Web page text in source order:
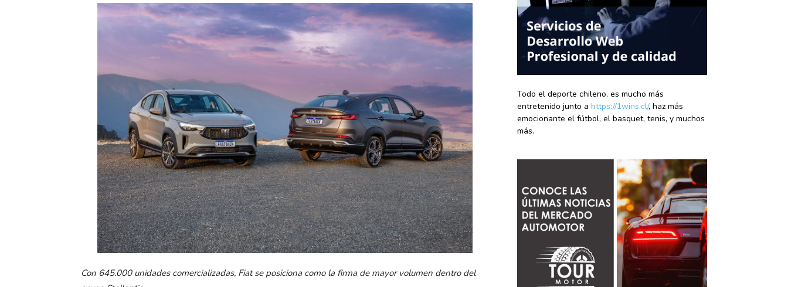
Con 645.000 unidades comercializadas, Fiat se posiciona como la firma de mayor volumen dentro del
Todo el deporte chileno, es mucho más
entretenido junto a https://1wins.cl/, haz más
emocionante el fútbol, el basquet, tenis, y muchos
más.